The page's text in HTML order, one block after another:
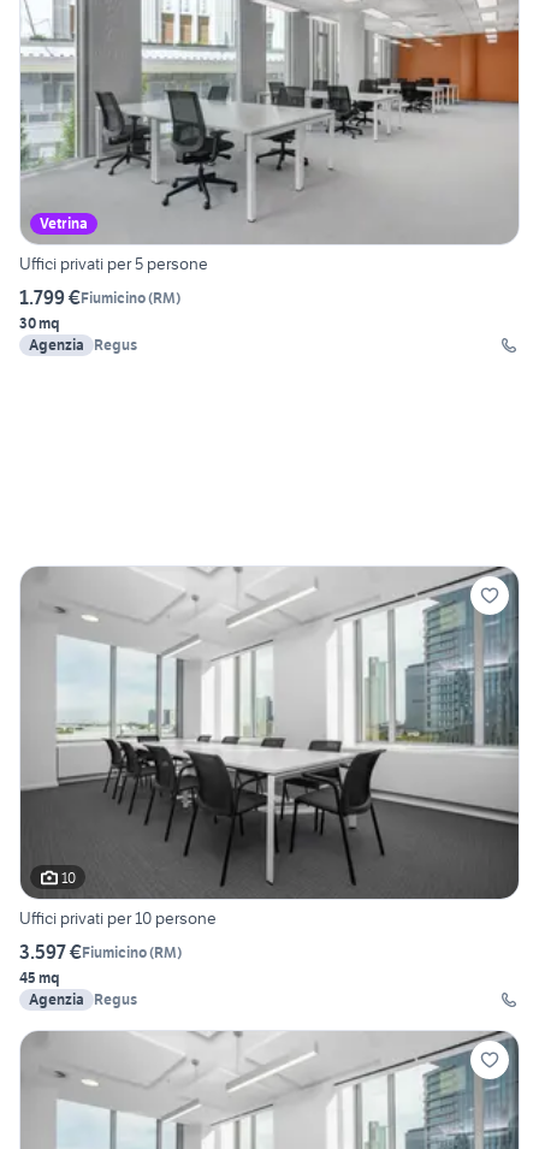
Vetrina
Uffici privati per 5 persone
1.799 €Fiumicino(RM)
30 mq
Agenzia
Regus
10
Uffici privati per 10 persone
3.597 €Fiumicino(RM)
45 mq
Agenzia
Regus